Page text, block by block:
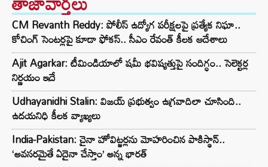
CM Revanth Reddy: పోలీస్ ఉద్యోగ పరీక్షలపై ప్రత్యేక నిఘా..
కోచింగ్ సెంటర్లపై కూడా ఫోకస్.. సీఎం రేవంత్ కీలక ఆదేశాలు
Ajit Agarkar: టీమిండియాలో షమీ భవిష్యత్తుపై సందిగ్ధం.. సెలెక్టర్ల
నిర్ణయం ఇదే
Udhayanidhi Stalin: విజయ్ ప్రభుత్వం ఉగ్రవాదిలా చూసింది..
ఉదయనిధి కీలక వ్యాఖ్యలు
India-Pakistan: చైనా హోవిట్జర్లను మోహరించిన పాకిస్థాన్..
‘అవసరమైతే ఏదైనా చేస్తాం’ అన్న భారత్